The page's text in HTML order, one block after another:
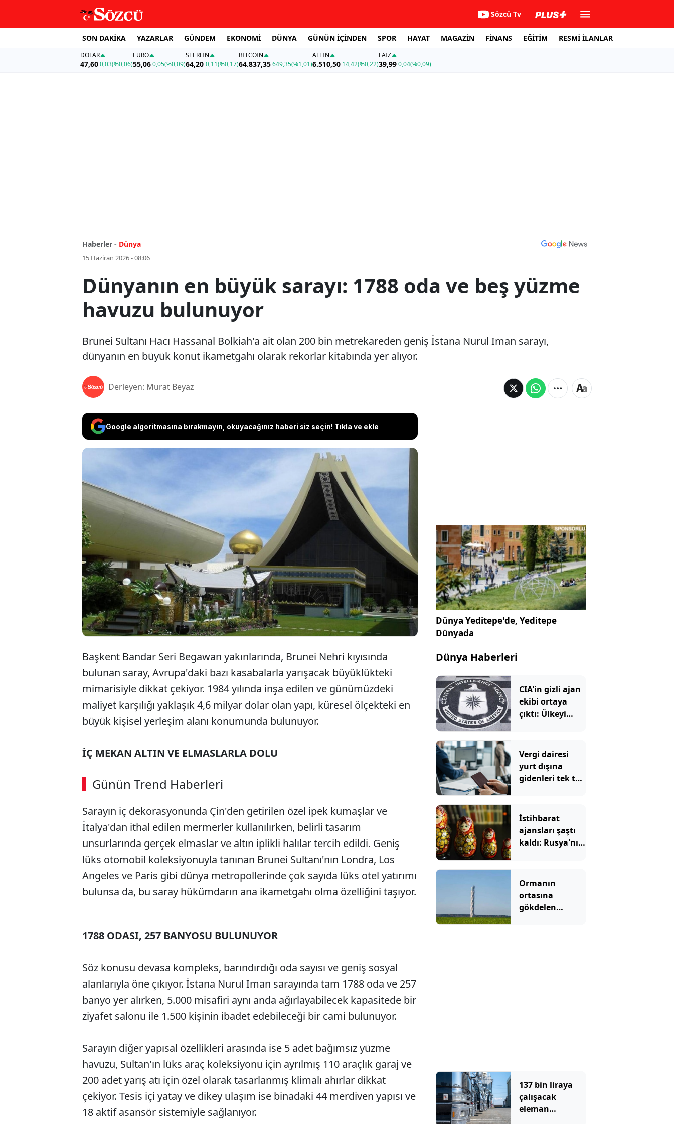
Sözcü Tv
SON DAKİKA YAZARLAR GÜNDEM EKONOMİ DÜNYA GÜNÜN İÇİNDEN SPOR HAYAT MAGAZİN FİNANS EĞİTİM RESMİ İLANLAR
DOLAR
47,600,03(%0,06)
EURO
55,06 0,05(%0,09)
STERLIN
64,20 0,11(%0,17)
BITCOIN
64.837,35649,35(%1,01)
ALTIN
6.510,50 14,42(%0,22)
FAİZ
39,990,04(%0,09)
Haberler - Dünya
15 Haziran 2026 - 08:06
Dünyanın en büyük sarayı: 1788 oda ve beş yüzme
havuzu bulunuyor
Brunei Sultanı Hacı Hassanal Bolkiah'a ait olan 200 bin metrekareden geniş İstana Nurul Iman sarayı,
dünyanın en büyük konut ikametgahı olarak rekorlar kitabında yer alıyor.
Derleyen: Murat Beyaz
Google algoritmasına bırakmayın, okuyacağınız haberi siz seçin! Tıkla ve ekle
Brunei Sultanı Hacı Hassanal Bolkiah'a ait olan 200 bin
metrekareden geniş İstana Nurul Iman sarayı, dünyanın
en büyük konut ikametgahı olarak rekorlar kitabında yer
alıyor.
Başkent Bandar Seri Begawan yakınlarında, Brunei Nehri kıyısında
bulunan saray, Avrupa'daki bazı kasabalarla yarışacak büyüklükteki
mimarisiyle dikkat çekiyor. 1984 yılında inşa edilen ve günümüzdeki
maliyet karşılığı yaklaşık 4,6 milyar dolar olan yapı, küresel ölçekteki en
büyük kişisel yerleşim alanı konumunda bulunuyor.
İÇ MEKAN ALTIN VE ELMASLARLA DOLU
Günün Trend Haberleri
SÖZCÜ SON DAKİKA
Sarayın iç dekorasyonunda Çin'den getirilen özel ipek kumaşlar ve
İtalya'dan ithal edilen mermerler kullanılırken, belirli tasarım
unsurlarında gerçek elmaslar ve altın iplikli halılar tercih edildi. Geniş
lüks otomobil koleksiyonuyla tanınan Brunei Sultanı'nın Londra, Los
Angeles ve Paris gibi dünya metropollerinde çok sayıda lüks otel yatırımı
bulunsa da, bu saray hükümdarın ana ikametgahı olma özelliğini taşıyor.
1788 ODASI, 257 BANYOSU BULUNUYOR
Söz konusu devasa kompleks, barındırdığı oda sayısı ve geniş sosyal
alanlarıyla öne çıkıyor. İstana Nurul Iman sarayında tam 1788 oda ve 257
banyo yer alırken, 5.000 misafiri aynı anda ağırlayabilecek kapasitede bir
ziyafet salonu ile 1.500 kişinin ibadet edebileceği bir cami bulunuyor.
Sarayın diğer yapısal özellikleri arasında ise 5 adet bağımsız yüzme
havuzu, Sultan'ın lüks araç koleksiyonu için ayrılmış 110 araçlık garaj ve
200 adet yarış atı için özel olarak tasarlanmış klimalı ahırlar dikkat
çekiyor. Tesis içi yatay ve dikey ulaşım ise binadaki 44 merdiven yapısı ve
18 aktif asansör sistemiyle sağlanıyor.
Dünya Yeditepe'de, Yeditepe
Dünyada
Dünya Haberleri
CIA'in gizli ajan
ekibi ortaya
çıktı: Ülkeyi
başladılar
Vergi dairesi
yurt dışına
gidenleri tek tek
İstihbarat
ajansları şaştı
kaldı: Rusya'nın
Ormanın
ortasına
gökdelen
137 bin liraya
çalışacak
eleman